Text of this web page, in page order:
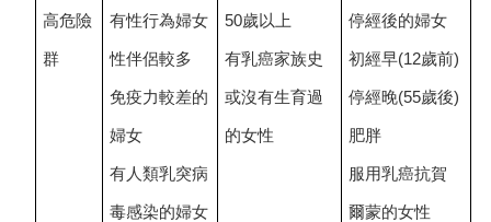
高危險
群
有性行為婦女
性伴侶較多
免疫力較差的
婦女
有人類乳突病
毒感染的婦女
50歲以上
有乳癌家族史
或沒有生育過
的女性
停經後的婦女
初經早(12歲前)
停經晚(55歲後)
肥胖
服用乳癌抗賀
爾蒙的女性